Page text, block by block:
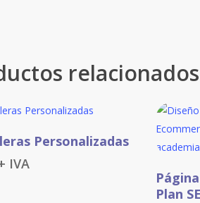
relacionados
Seleccionar Opciones
Personalizadas
IVA
Plan